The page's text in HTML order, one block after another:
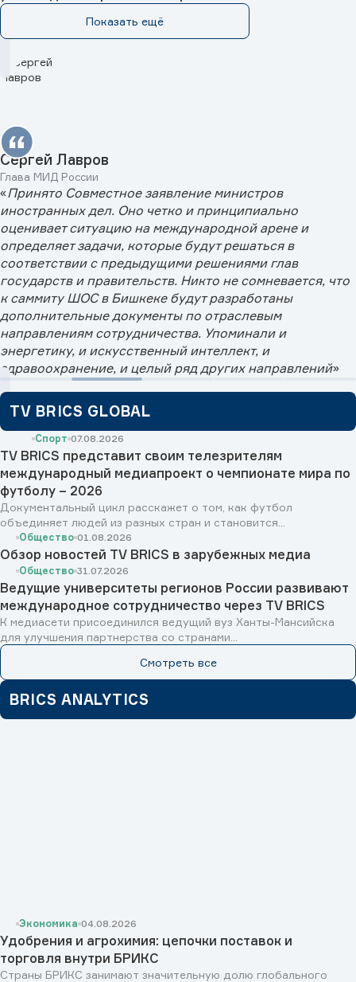
Показать ещё
Сергей Лавров
Глава МИД России
«Принято Совместное заявление министров
иностранных дел. Оно четко и принципиально
оценивает ситуацию на международной арене и
определяет задачи, которые будут решаться в
соответствии с предыдущими решениями глав
государств и правительств. Никто не сомневается, что
к саммиту ШОС в Бишкеке будут разработаны
дополнительные документы по отраслевым
направлениям сотрудничества. Упоминали и
энергетику, и искусственный интеллект, и
здравоохранение, и целый ряд других направлений»
TV BRICS GLOBAL
Спорт 07.08.2026
TV BRICS представит своим телезрителям
международный медиапроект о чемпионате мира по
футболу – 2026
Документальный цикл расскажет о том, как футбол
объединяет людей из разных стран и становится...
Общество 01.08.2026
Обзор новостей TV BRICS в зарубежных медиа
Общество 31.07.2026
Ведущие университеты регионов России развивают
международное сотрудничество через TV BRICS
К медиасети присоединился ведущий вуз Ханты-Мансийска
для улучшения партнерства со странами...
Смотреть все
BRICS ANALYTICS
Экономика 04.08.2026
Удобрения и агрохимия: цепочки поставок и
торговля внутри БРИКС
Страны БРИКС занимают значительную долю глобального